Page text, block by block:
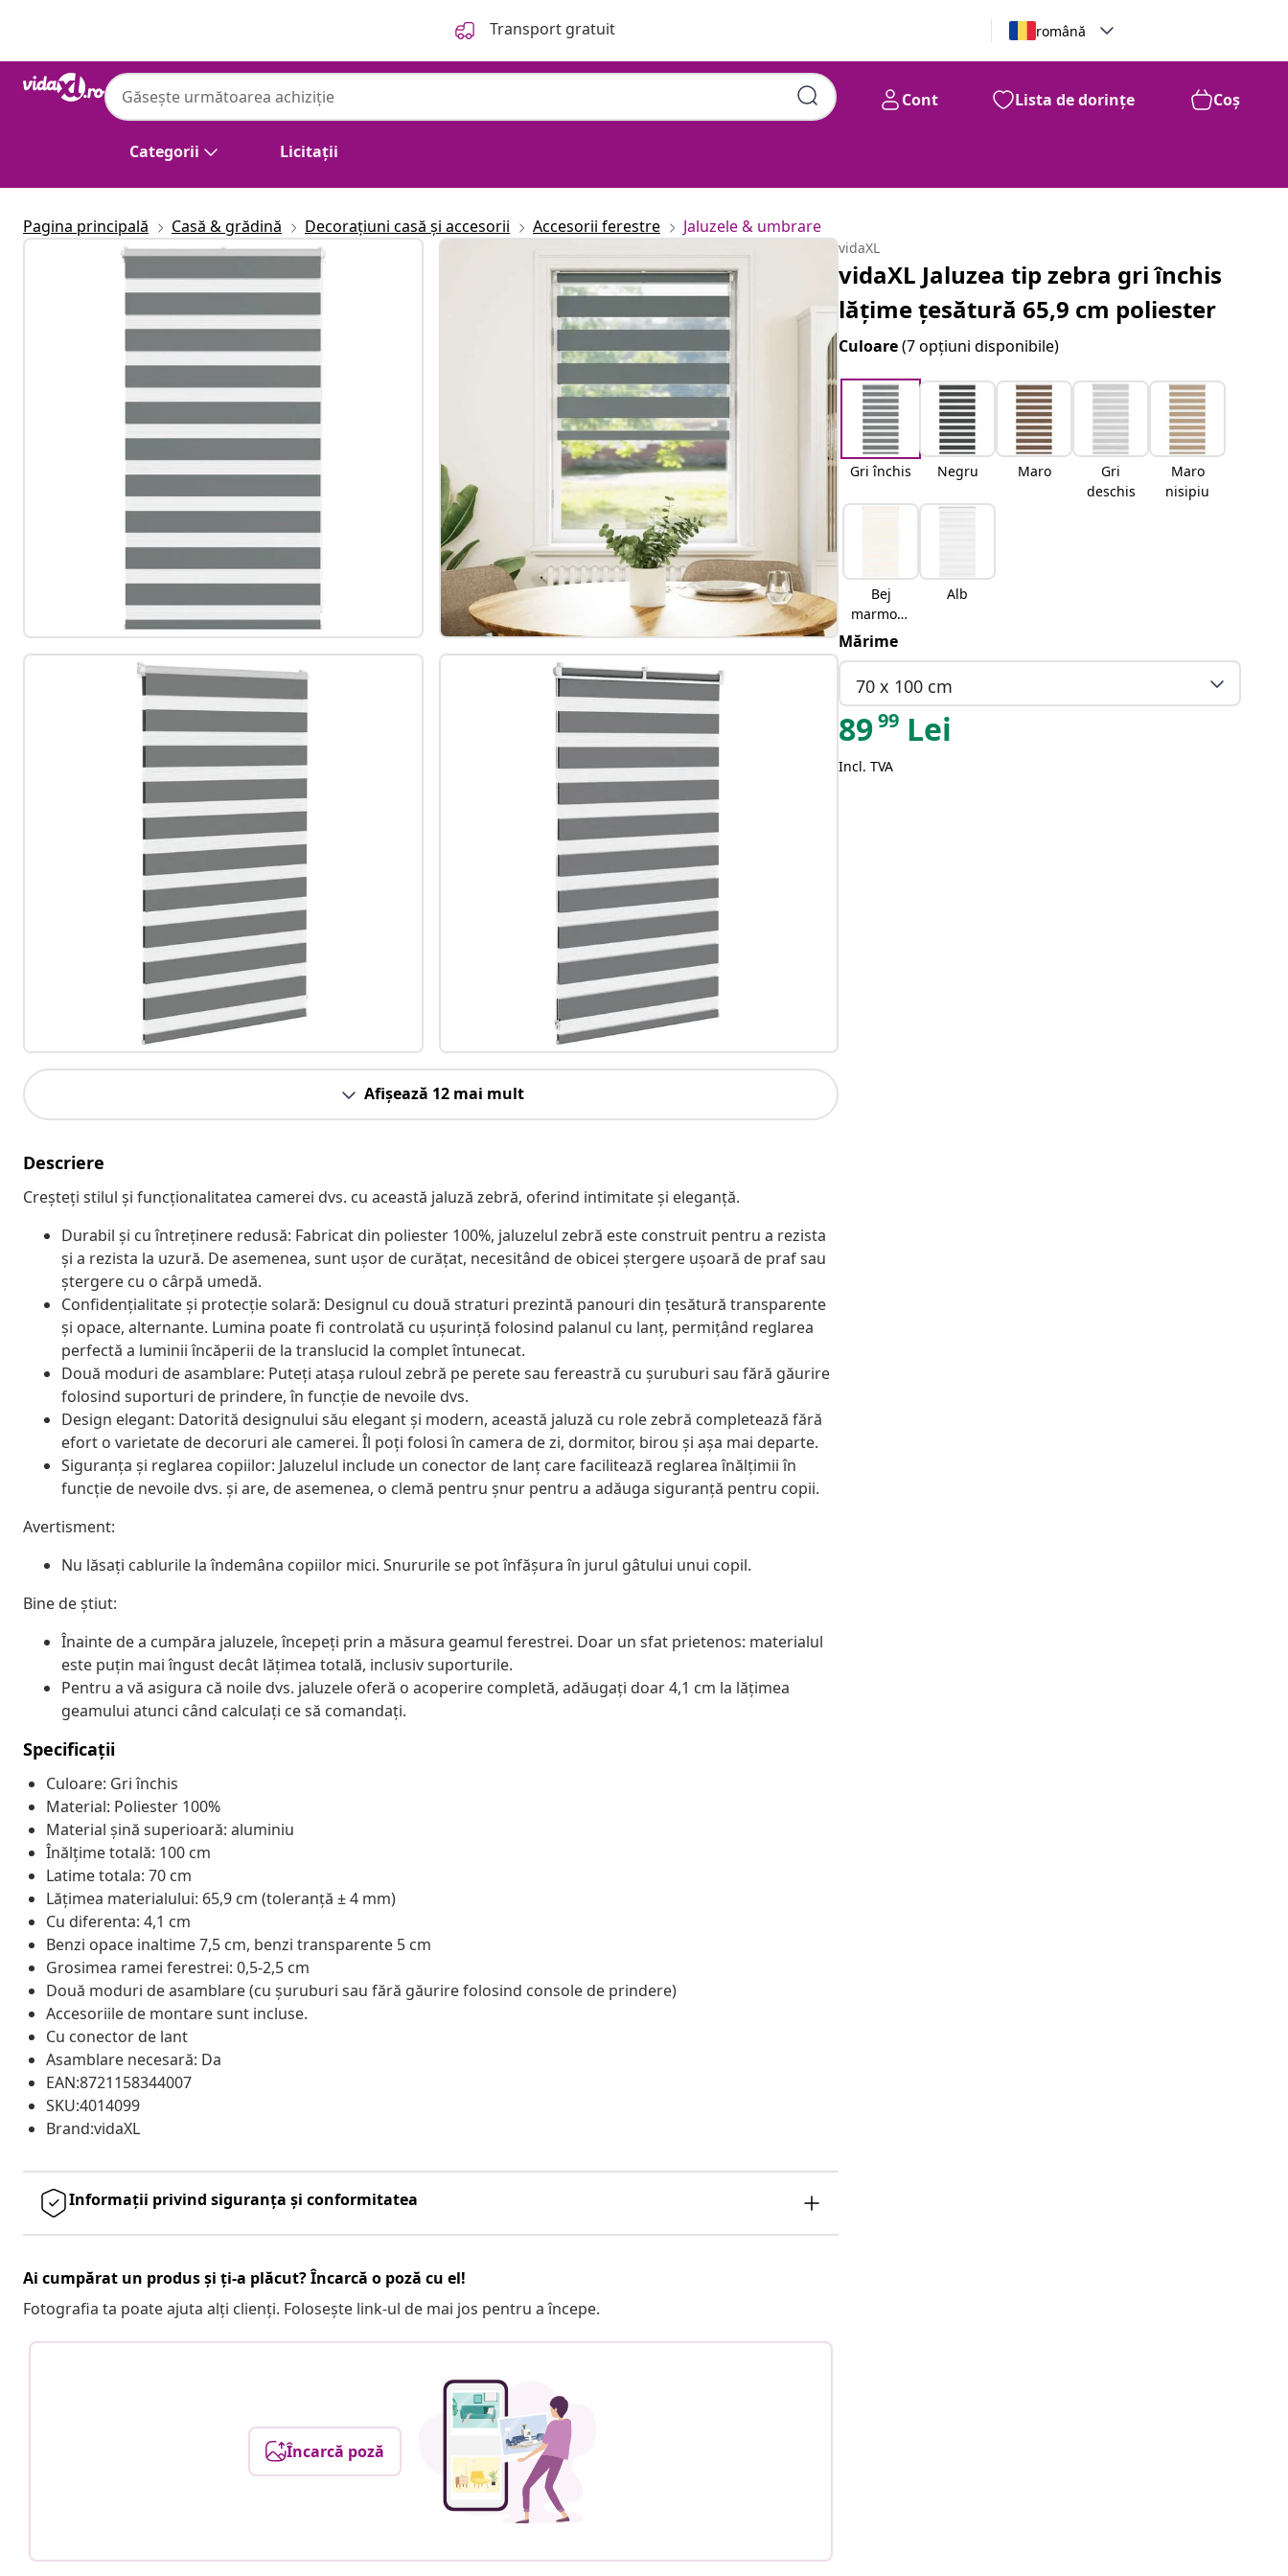
Transport gratuit română
Categorii Licitații
Cont Lista de dorințe Coș
Pagina principală Casă & grădină Decorațiuni casă și accesorii Accesorii ferestre Jaluzele & umbrare
Afișează 12 mai mult
Descriere
Creșteți stilul și funcționalitatea camerei dvs. cu această jaluză zebră, oferind intimitate și eleganță.
Durabil și cu întreținere redusă: Fabricat din poliester 100%, jaluzelul zebră este construit pentru a rezista
și a rezista la uzură. De asemenea, sunt ușor de curățat, necesitând de obicei ștergere ușoară de praf sau
ștergere cu o cârpă umedă.
Confidențialitate și protecție solară: Designul cu două straturi prezintă panouri din țesătură transparente
și opace, alternante. Lumina poate fi controlată cu ușurință folosind palanul cu lanț, permițând reglarea
perfectă a luminii încăperii de la translucid la complet întunecat.
Două moduri de asamblare: Puteți atașa ruloul zebră pe perete sau fereastră cu șuruburi sau fără găurire
folosind suporturi de prindere, în funcție de nevoile dvs.
Design elegant: Datorită designului său elegant și modern, această jaluză cu role zebră completează fără
efort o varietate de decoruri ale camerei. Îl poți folosi în camera de zi, dormitor, birou și așa mai departe.
Siguranța și reglarea copiilor: Jaluzelul include un conector de lanț care facilitează reglarea înălțimii în
funcție de nevoile dvs. și are, de asemenea, o clemă pentru șnur pentru a adăuga siguranță pentru copii.
Avertisment:
Nu lăsați cablurile la îndemâna copiilor mici. Snururile se pot înfăşura în jurul gâtului unui copil.
Bine de știut:
Înainte de a cumpăra jaluzele, începeți prin a măsura geamul ferestrei. Doar un sfat prietenos: materialul
este puțin mai îngust decât lățimea totală, inclusiv suporturile.
Pentru a vă asigura că noile dvs. jaluzele oferă o acoperire completă, adăugați doar 4,1 cm la lățimea
geamului atunci când calculați ce să comandați.
Specificații
Culoare: Gri închis
Material: Poliester 100%
Material șină superioară: aluminiu
Înălțime totală: 100 cm
Latime totala: 70 cm
Lățimea materialului: 65,9 cm (toleranță ± 4 mm)
Cu diferenta: 4,1 cm
Benzi opace inaltime 7,5 cm, benzi transparente 5 cm
Grosimea ramei ferestrei: 0,5-2,5 cm
Două moduri de asamblare (cu șuruburi sau fără găurire folosind console de prindere)
Accesoriile de montare sunt incluse.
Cu conector de lant
Asamblare necesară: Da
EAN:8721158344007
SKU:4014099
Brand:vidaXL
Informații privind siguranța și conformitatea
Ai cumpărat un produs și ți-a plăcut? Încarcă o poză cu el!
Fotografia ta poate ajuta alți clienți. Folosește link-ul de mai jos pentru a începe.
Încarcă poză
vidaXL
vidaXL Jaluzea tip zebra gri închis
lățime țesătură 65,9 cm poliester
Culoare(7 opțiuni disponibile)
Gri închis Negru Maro
Gri
deschis
Maro
nisipiu
Bej
marmora
t
Alb
Mărime
70 x 100 cm
8999 Lei
Incl. TVA